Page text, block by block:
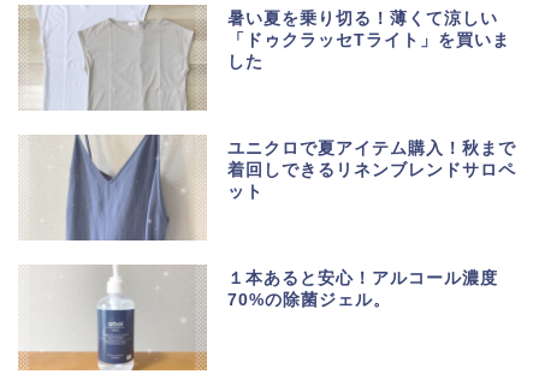
暑い夏を乗り切る！薄くて涼しい
「ドゥクラッセTライト」を買いま
した
ユニクロで夏アイテム購入！秋まで
着回しできるリネンブレンドサロペ
ット
１本あると安心！アルコール濃度
70%の除菌ジェル。